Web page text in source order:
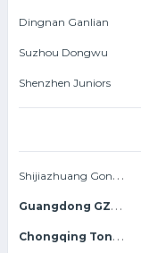
Dingnan Ganlian
Suzhou Dongwu
Shenzhen Juniors
Shijiazhuang Gongfu
Guangdong GZ-Power
Chongqing Tonglianglong